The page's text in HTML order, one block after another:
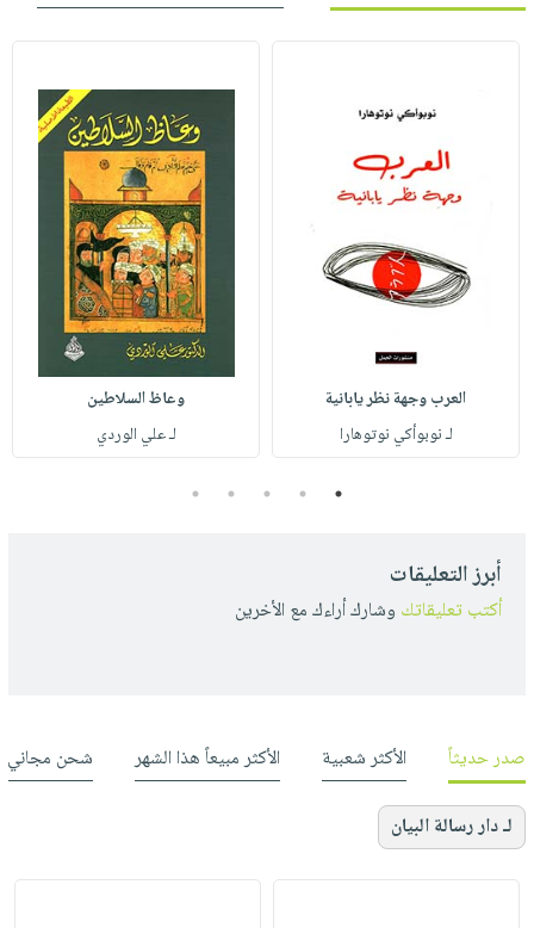
العرب وجهة نظر يابانية
لـ نوبوأكي نوتوهارا
وعاظ السلاطين
لـ علي الوردي
1
2
3
4
5
أبرز التعليقات
أكتب تعليقاتك وشارك أراءك مع الأخرين
صدر حديثاً الأكثر شعبية الأكثر مبيعاً هذا الشهر شحن مجاني
لـ دار رسالة البيان